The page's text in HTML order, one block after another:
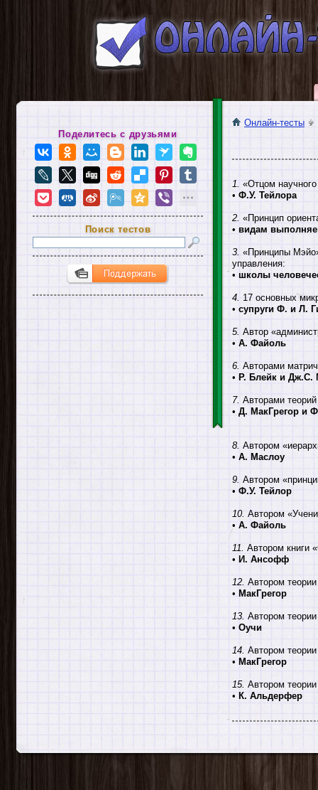
Онлайн-тесты
1. «Отцом
• Ф.У. Тейлора
2. «Принцип
• видам
3. «Принципы
управления:
• школы
4. 17 основных
• супруги Ф. и Л.
5. Автор
• А. Файоль
6. Авторами
• Р. Блейк и Дж.С.
7. Авторами
• Д. МакГрегор и
8. Автором
• А. Маслоу
9. Автором
• Ф.У. Тейлор
10. Автором
• А. Файоль
11. Автором книги
• И. Ансофф
12. Автором
• МакГрегор
13. Автором
• Оучи
14. Автором
• МакГрегор
15. Автором
• К. Альдерфер
Поделитесь с друзьями
Поиск тестов